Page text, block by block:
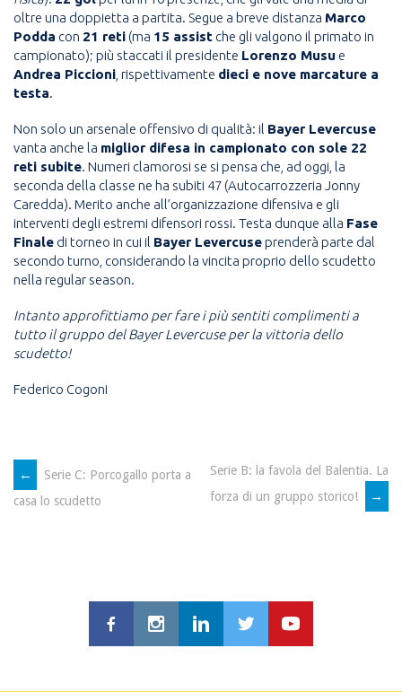
oltre una doppietta a partita. Segue a breve distanza Marco
Podda con 21 reti (ma 15 assist che gli valgono il primato in
campionato); più staccati il presidente Lorenzo Musu e
Andrea Piccioni , rispettivamente dieci e nove marcature a
testa.
Non solo un arsenale offensivo di qualità: il Bayer Levercuse
vanta anche la miglior difesa in campionato con sole 22
reti subite. Numeri clamorosi se si pensa che, ad oggi, la
seconda della classe ne ha subiti 47 (Autocarrozzeria Jonny
Caredda). Merito anche all’organizzazione difensiva e gli
interventi degli estremi difensori rossi. Testa dunque alla Fase
Finale di torneo in cui il Bayer Levercuseprenderà parte dal
secondo turno, considerando la vincita proprio dello scudetto
nella regular season.
Intanto approfittiamo per fare i più sentiti complimenti a
tutto il gruppo del Bayer Levercuse per la vittoria dello
scudetto!
Federico Cogoni
POST
←
Serie C: Porcogallo porta a
casa lo scudetto
Serie B: la favola del Balentia. La
forza di un gruppo storico!
→